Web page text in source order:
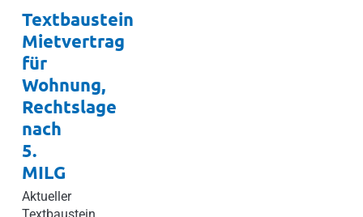
Textbaustein
Mietvertrag
für
Wohnung,
Rechtslage
nach
5.
MILG
Aktueller